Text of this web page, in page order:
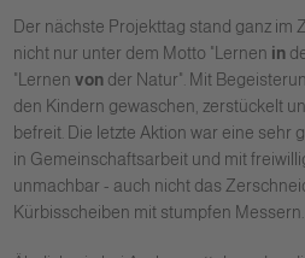
Der nächste Projekttag stand ganz im
nicht nur unter dem Motto "Lernen in
"Lernenvon der Natur". Mit
den Kindern gewaschen, zerstückelt
befreit. Die letzte Aktion war eine sehr
in Gemeinschaftsarbeit und mit
unmachbar - auch nicht das
Kürbisscheiben mit stumpfen Messern.